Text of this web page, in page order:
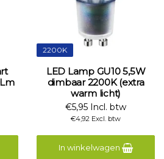
2200K
LED Lamp GU10 5,5W
dimbaar 2200K (extra
warm licht)
€5,95 Incl. btw
€4,92 Excl. btw
In winkelwagen